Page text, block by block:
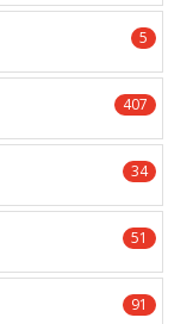
5
407
34
51
91